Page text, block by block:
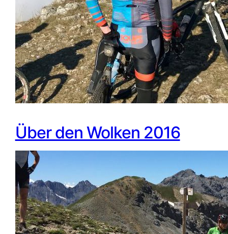
Über den Wolken 2016